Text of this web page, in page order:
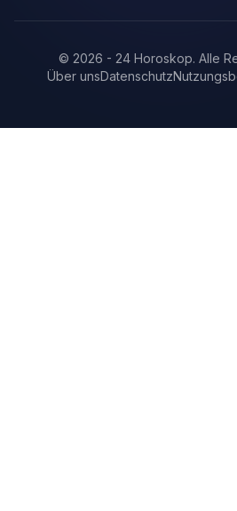
© 2026 - 24 Horoskop. Alle
Über unsDatenschutz